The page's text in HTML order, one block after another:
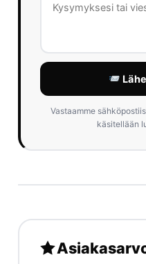
Vastaamme
käsitellään